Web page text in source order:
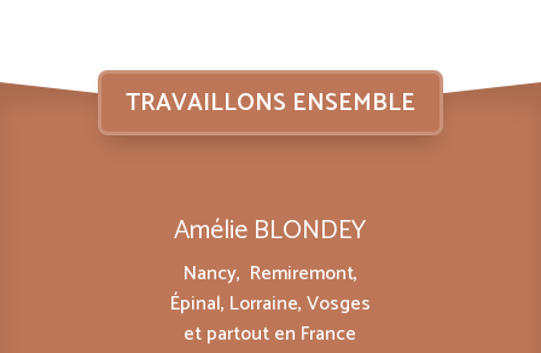
TRAVAILLONS ENSEMBLE
Amélie BLONDEY
Nancy, Remiremont,
Épinal, Lorraine, Vosges
et partout en France